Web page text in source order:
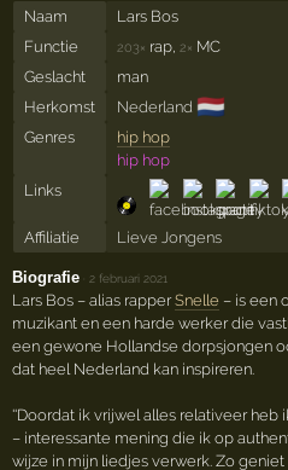
Naam
Lars Bos
Functie
203× rap, 2× MC
Geslacht
man
Herkomst
Nederland 🇳🇱
Genres
hip hop
hip hop
Links
Affiliatie Lieve Jongens
Biografie ·2 februari 2021
Lars Bos – alias rapperSnelle – is een
muzikant en een harde werker die
een gewone Hollandse dorpsjongen
dat heel Nederland kan inspireren.
''Doordat ik vrijwel alles relativeer heb
– interessante mening die ik op
wijze in mijn liedjes verwerk. Zo